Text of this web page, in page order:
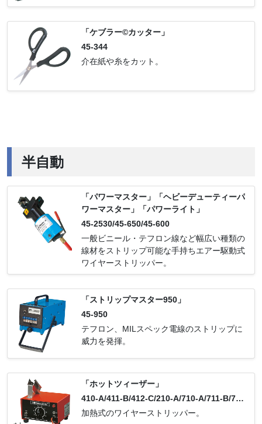
「ケブラー©カッター」
45-344
介在紙や糸をカット。
半自動
「パワーマスター」「ヘビーデューティーパ
ワーマスター」「パワーライト」
45-2530/45-650/45-600
一般ビニール・テフロン線など幅広い種類の
線材をストリップ可能な手持ちエアー駆動式
ワイヤーストリッパー。
「ストリップマスター950」
45-950
テフロン、MILスペック電線のストリップに
威力を発揮。
「ホットツィーザー」
410-A/411-B/412-C/210-A/710-A/711-B/712
-C/310-A
加熱式のワイヤーストリッパー。